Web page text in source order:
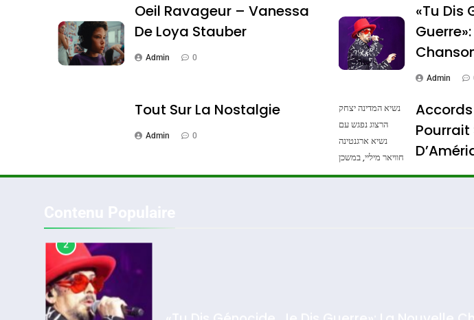
Oeil Ravageur – Vanessa
De Loya Stauber
Admin 0
«Tu Dis
Admin
Tout Sur La Nostalgie
Admin 0
נשיא המדינה יצחק
הרצוג נפגש עם
נשיא ארגנטינה
חוויאר מיליי, במשכן
הנשיא בירושלים.
Accords
Pourrait
Admin
2
«Tu Dis Génocide, Je Dis Guerre»: La Nouvelle
3